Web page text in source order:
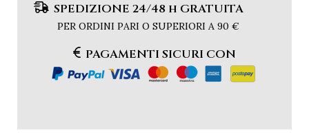
SPEDIZIONE 24/48 h GRATUITA
PER ORDINI PARI O SUPERIORI A 90 €
PAGAMENTI SICURI CON